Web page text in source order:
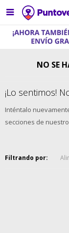

NO SE
¡Lo sentimos!
Inténtalo
secciones de
Filtrando por: